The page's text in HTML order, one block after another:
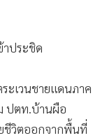
าประชิด
ะเวนชายแดนภาค
ปตท.บ้านผือ
ชีวิตออกจากพื้นที่